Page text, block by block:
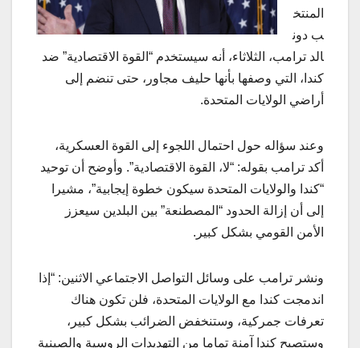
المنتخ
ب دون
الد ترامب، الثلاثاء، أنه سيستخدم “القوة الاقتصادية” ضد
كندا، التي وصفها بأنها حليف مجاور، حتى تنضم إلى
أراضي الولايات المتحدة.
وعند سؤاله حول احتمال اللجوء إلى القوة العسكرية،
أكد ترامب بقوله: “لا، القوة الاقتصادية”. وأوضح أن توحيد
“كندا والولايات المتحدة سيكون خطوة إيجابية”، مشيرا
إلى أن إزالة الحدود “المصطنعة” بين البلدين سيعزز
الأمن القومي بشكل كبير.
ونشر ترامب على وسائل التواصل الاجتماعي الاثنين: “إذا
اندمجت كندا مع الولايات المتحدة، فلن تكون هناك
تعرفات جمركية، وستنخفض الضرائب بشكل كبير،
وستصبح كندا آمنة تماما من التهديدات الروسية والصينية